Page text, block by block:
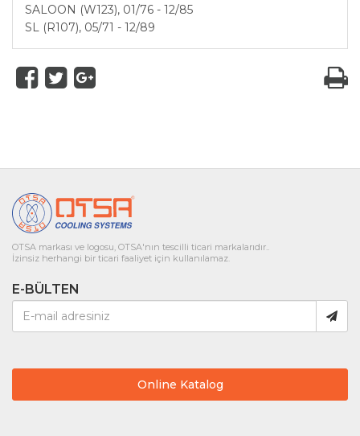
SALOON (W123), 01/76 - 12/85
SL (R107), 05/71 - 12/89
OTSA markası ve logosu, OTSA'nın tescilli ticari markalarıdır..
İzinsiz herhangi bir ticari faaliyet için kullanılamaz.
E-BÜLTEN
Online Katalog